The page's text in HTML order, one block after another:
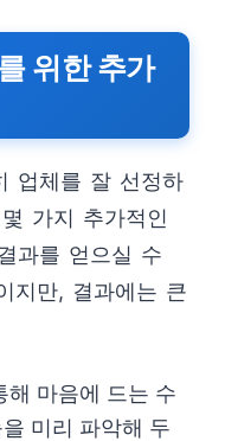
위한 추가
업체를 잘 선정하
가지 추가적인
과를 얻으실 수
지만, 결과에는 큰
해 마음에 드는 수
미리 파악해 두